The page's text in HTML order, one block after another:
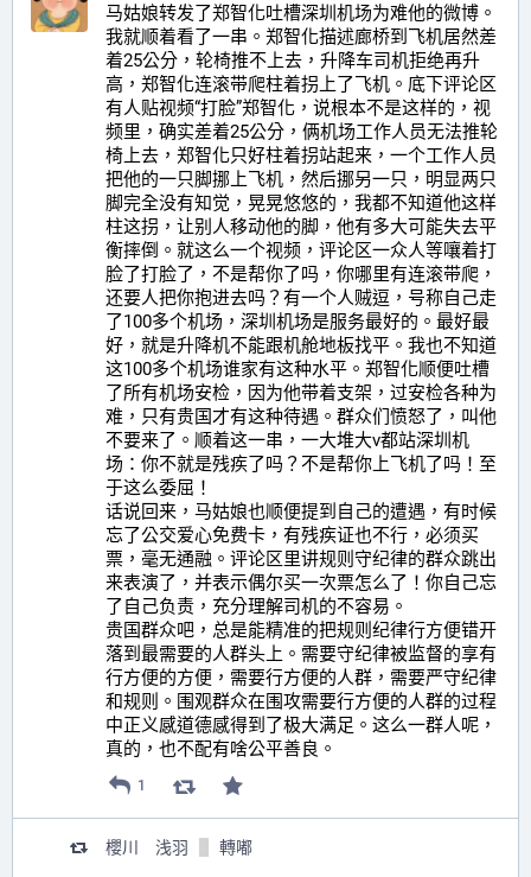
马姑娘转发了郑智化吐槽深圳机场为难他的微博。
我就顺着看了一串。郑智化描述廊桥到飞机居然差
着25公分，轮椅推不上去，升降车司机拒绝再升
高，郑智化连滚带爬柱着拐上了飞机。底下评论区
有人贴视频“打脸”郑智化，说根本不是这样的，视
频里，确实差着25公分，俩机场工作人员无法推轮
椅上去，郑智化只好柱着拐站起来，一个工作人员
把他的一只脚挪上飞机，然后挪另一只，明显两只
脚完全没有知觉，晃晃悠悠的，我都不知道他这样
柱这拐，让别人移动他的脚，他有多大可能失去平
衡摔倒。就这么一个视频，评论区一众人等嚷着打
脸了打脸了，不是帮你了吗，你哪里有连滚带爬，
还要人把你抱进去吗？有一个人贼逗，号称自己走
了100多个机场，深圳机场是服务最好的。最好最
好，就是升降机不能跟机舱地板找平。我也不知道
这100多个机场谁家有这种水平。郑智化顺便吐槽
了所有机场安检，因为他带着支架，过安检各种为
难，只有贵国才有这种待遇。群众们愤怒了，叫他
不要来了。顺着这一串，一大堆大v都站深圳机
场：你不就是残疾了吗？不是帮你上飞机了吗！至
于这么委屈！
话说回来，马姑娘也顺便提到自己的遭遇，有时候
忘了公交爱心免费卡，有残疾证也不行，必须买
票，毫无通融。评论区里讲规则守纪律的群众跳出
来表演了，并表示偶尔买一次票怎么了！你自己忘
了自己负责，充分理解司机的不容易。
贵国群众吧，总是能精准的把规则纪律行方便错开
落到最需要的人群头上。需要守纪律被监督的享有
行方便的方便，需要行方便的人群，需要严守纪律
和规则。围观群众在围攻需要行方便的人群的过程
中正义感道德感得到了极大满足。这么一群人呢，
真的，也不配有啥公平善良。
1
櫻川 浅羽 轉嘟